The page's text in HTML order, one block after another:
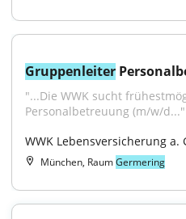
Gruppenleiter
"...Die WWK sucht
Personalbetreuung (m/w/d..."
WWK Lebensversicherung a.
München, RaumGermering